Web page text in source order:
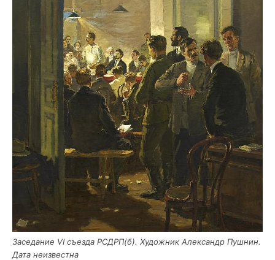
Засе­да­ние VI съез­да РСДРП(б). Худож­ник Алек­сандр Пуш­нин.
Дата неизвестна